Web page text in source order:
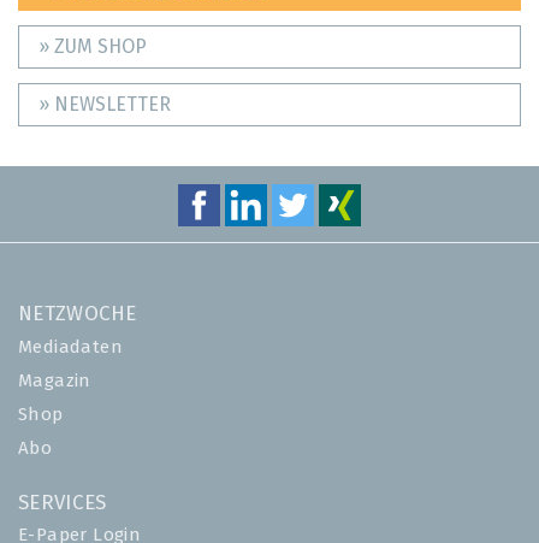
» ZUM SHOP
» NEWSLETTER
NETZWOCHE
Mediadaten
Magazin
Shop
Abo
SERVICES
E-Paper Login